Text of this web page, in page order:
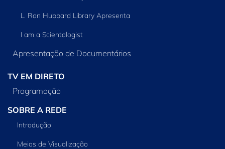
L. Ron Hubbard Library Apresenta
I am a Scientologist
Apresentação de Documentários
TV EM DIRETO
Programação
SOBRE A REDE
Introdução
Meios de Visualização